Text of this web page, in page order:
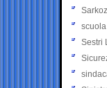
scuola
Sestri